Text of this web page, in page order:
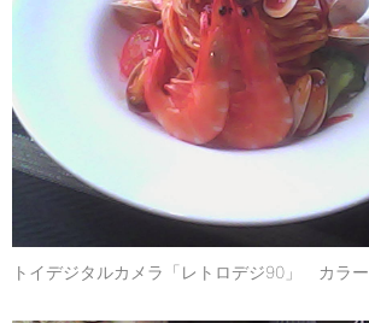
トイデジタルカメラ「レトロデジ90」 カラー